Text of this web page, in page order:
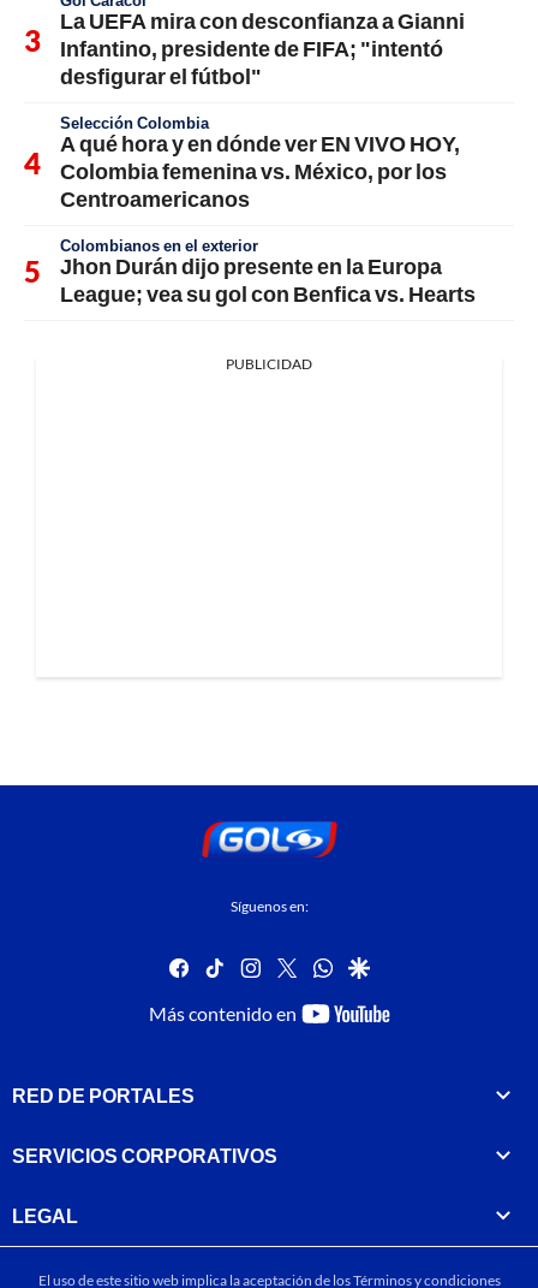
La UEFA mira con desconfianza a Gianni
Infantino, presidente de FIFA; "intentó
desfigurar el fútbol"
Selección Colombia
A qué hora y en dónde ver EN VIVO HOY,
Colombia femenina vs. México, por los
Centroamericanos
Colombianos en el exterior
Jhon Durán dijo presente en la Europa
League; vea su gol con Benfica vs. Hearts
PUBLICIDAD
Síguenos en:
facebook
tiktok instagram
twitterwhatsapp
google
Más contenido en
youtube-
RED DE PORTALES
SERVICIOS CORPORATIVOS
LEGAL
El uso de este sitio web implica la aceptación de losTérminos y condiciones